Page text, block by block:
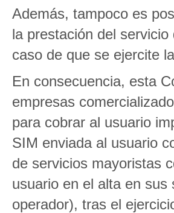
Además, tampoco es
la prestación del
caso de que se ejercite
En consecuencia, esta
empresas
para cobrar al usuario
SIM enviada al usuario
de servicios mayoristas
usuario en el alta en
operador), tras el